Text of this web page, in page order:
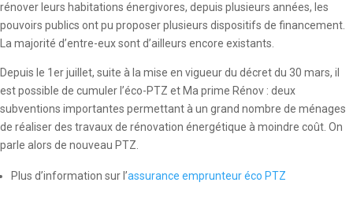
rénover leurs habitations énergivores, depuis plusieurs années, les
pouvoirs publics ont pu proposer plusieurs dispositifs de financement.
La majorité d’entre-eux sont d’ailleurs encore existants.
Depuis le 1er juillet, suite à la mise en vigueur du décret du 30 mars, il
est possible de cumuler l’éco-PTZ et Ma prime Rénov : deux
subventions importantes permettant à un grand nombre de ménages
de réaliser des travaux de rénovation énergétique à moindre coût. On
parle alors de nouveau PTZ.
Plus d’information sur l’assurance emprunteur éco PTZ